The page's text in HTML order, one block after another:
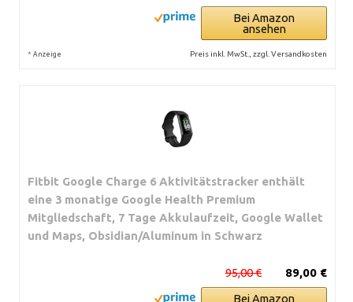
Bei Amazon
ansehen
* Anzeige Preis inkl. MwSt., zzgl. Versandkosten
Fitbit Google Charge 6 Aktivitätstracker enthält
eine 3 monatige Google Health Premium
Mitgliedschaft, 7 Tage Akkulaufzeit, Google Wallet
und Maps, Obsidian/Aluminum in Schwarz
89,00 €
95,00 €
Bei Amazon